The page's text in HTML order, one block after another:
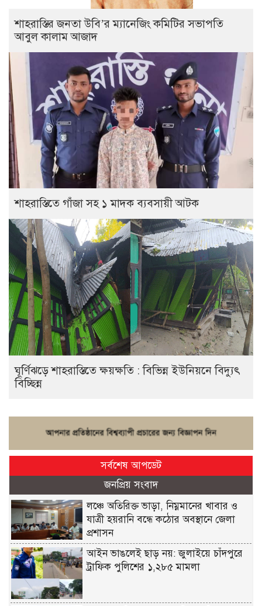
শাহরাস্তির জনতা উবি’র ম্যানেজিং কমিটির সভাপতি
আবুল কালাম আজাদ
শাহরাস্তিতে গাঁজা সহ ১ মাদক ব্যবসায়ী আটক
ঘূর্ণিঝড়ে শাহরাস্তিতে ক্ষয়ক্ষতি : বিভিন্ন ইউনিয়নে বিদ্যুৎ
বিচ্ছিন্ন
সর্বশেষ আপডেট
জনপ্রিয় সংবাদ
লঞ্চে অতিরিক্ত ভাড়া, নিম্নমানের খাবার ও
যাত্রী হয়রানি বন্ধে কঠোর অবস্থানে জেলা
প্রশাসন
আইন ভাঙলেই ছাড় নয়: জুলাইয়ে চাঁদপুরে
ট্রাফিক পুলিশের ১,২৮৫ মামলা